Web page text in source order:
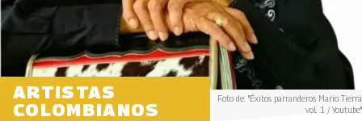
ARTISTAS
COLOMBIANOS
Foto de: "Éxitos parranderos Mario Tierra
vol. 1 / Youtube"